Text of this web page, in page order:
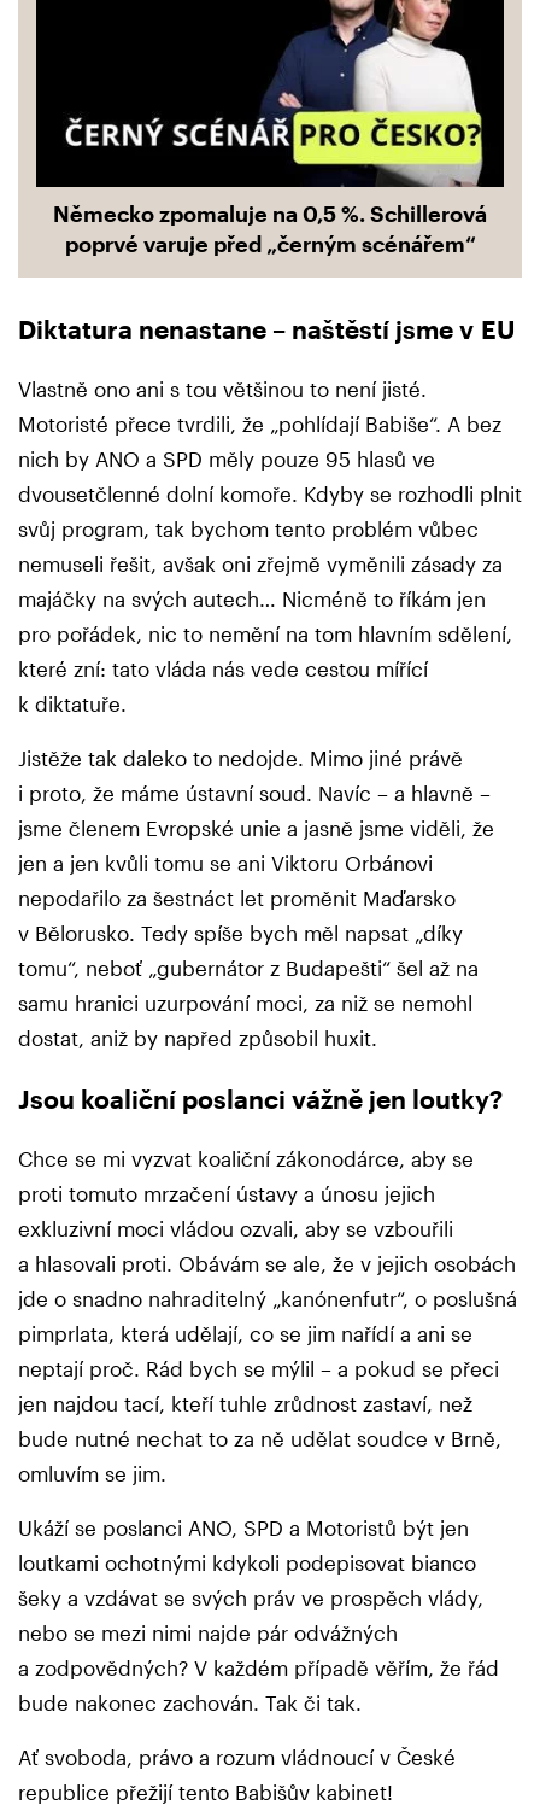
Německo zpomaluje na 0,5 %. Schillerová
poprvé varuje před „černým scénářem“
Diktatura nenastane – naštěstí jsme v EU
Vlastně ono ani s tou většinou to není jisté.
Motoristé přece tvrdili, že „pohlídají Babiše“. A bez
nich by ANO a SPD měly pouze 95 hlasů ve
dvousetčlenné dolní komoře. Kdyby se rozhodli plnit
svůj program, tak bychom tento problém vůbec
nemuseli řešit, avšak oni zřejmě vyměnili zásady za
majáčky na svých autech… Nicméně to říkám jen
pro pořádek, nic to nemění na tom hlavním sdělení,
které zní: tato vláda nás vede cestou mířící
k diktatuře.
Jistěže tak daleko to nedojde. Mimo jiné právě
i proto, že máme ústavní soud. Navíc – a hlavně –
jsme členem Evropské unie a jasně jsme viděli, že
jen a jen kvůli tomu se ani Viktoru Orbánovi
nepodařilo za šestnáct let proměnit Maďarsko
v Bělorusko. Tedy spíše bych měl napsat „díky
tomu“, neboť „gubernátor z Budapešti“ šel až na
samu hranici uzurpování moci, za niž se nemohl
dostat, aniž by napřed způsobil huxit.
Jsou koaliční poslanci vážně jen loutky?
Chce se mi vyzvat koaliční zákonodárce, aby se
proti tomuto mrzačení ústavy a únosu jejich
exkluzivní moci vládou ozvali, aby se vzbouřili
a hlasovali proti. Obávám se ale, že v jejich osobách
jde o snadno nahraditelný „kanónenfutr“, o poslušná
pimprlata, která udělají, co se jim nařídí a ani se
neptají proč. Rád bych se mýlil – a pokud se přeci
jen najdou tací, kteří tuhle zrůdnost zastaví, než
bude nutné nechat to za ně udělat soudce v Brně,
omluvím se jim.
Ukáží se poslanci ANO, SPD a Motoristů být jen
loutkami ochotnými kdykoli podepisovat bianco
šeky a vzdávat se svých práv ve prospěch vlády,
nebo se mezi nimi najde pár odvážných
a zodpovědných? V každém případě věřím, že řád
bude nakonec zachován. Tak či tak.
Ať svoboda, právo a rozum vládnoucí v České
republice přežijí tento Babišův kabinet!